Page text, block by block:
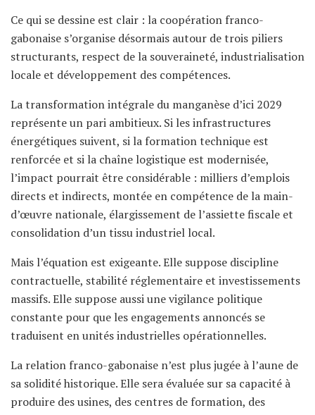
Ce qui se dessine est clair : la coopération franco-
gabonaise s’organise désormais autour de trois piliers
structurants, respect de la souveraineté, industrialisation
locale et développement des compétences.
La transformation intégrale du manganèse d’ici 2029
représente un pari ambitieux. Si les infrastructures
énergétiques suivent, si la formation technique est
renforcée et si la chaîne logistique est modernisée,
l’impact pourrait être considérable : milliers d’emplois
directs et indirects, montée en compétence de la main-
d’œuvre nationale, élargissement de l’assiette fiscale et
consolidation d’un tissu industriel local.
Mais l’équation est exigeante. Elle suppose discipline
contractuelle, stabilité réglementaire et investissements
massifs. Elle suppose aussi une vigilance politique
constante pour que les engagements annoncés se
traduisent en unités industrielles opérationnelles.
La relation franco-gabonaise n’est plus jugée à l’aune de
sa solidité historique. Elle sera évaluée sur sa capacité à
produire des usines, des centres de formation, des